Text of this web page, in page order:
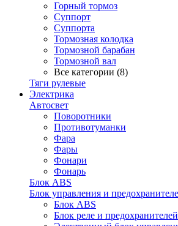
Горный тормоз
Суппорт
Суппорта
Тормозная колодка
Тормозной барабан
Тормозной вал
Все категории (8)
Тяги рулевые
Электрика
Автосвет
Поворотники
Противотуманки
Фара
Фары
Фонари
Фонарь
Блок ABS
Блок управления и
Блок ABS
Блок реле и предохранителей